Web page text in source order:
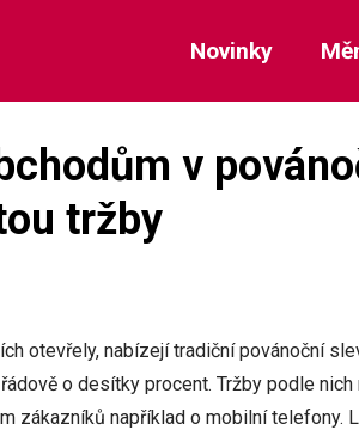
Novinky
v
tržby
otevřely, nabízejí tradiční povánoční
o desítky procent. Tržby podle
zákazníků například o mobilní telefony.